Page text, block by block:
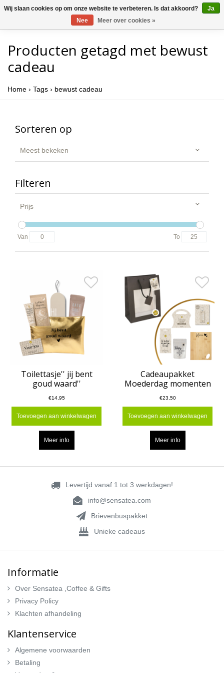
Producten getagd met bewust
cadeau
Home › Tags › bewust cadeau
Sorteren op
Meest bekeken
Filteren
Prijs
Van To
Toilettasje'' jij bent
goud waard''
€14,95
Toevoegen aan winkelwagen
Meer info
Cadeaupakket
Moederdag momenten
€23,50
Toevoegen aan winkelwagen
Meer info
Levertijd vanaf 1 tot 3 werkdagen!
info@sensatea.com
Brievenbuspakket
Unieke cadeaus
Informatie
Over Sensatea ,Coffee & Gifts
Privacy Policy
Klachten afhandeling
Klantenservice
Algemene voorwaarden
Betaling
Wij slaan cookies op om onze website te verbeteren. Is dat akkoord?
Ja
Nee
Meer over cookies »